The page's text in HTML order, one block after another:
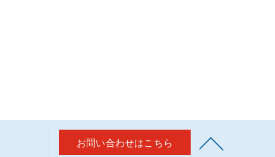
お問い合わせはこちら